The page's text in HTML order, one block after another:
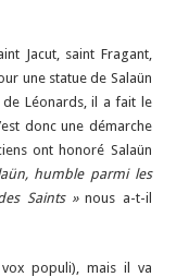
Jacut, saint Fragant,
une statue de Salaün
de Léonards, il a fait le
donc une démarche
ont honoré Salaün
humble parmi les
Saints »nous a-t-il
populi), mais il va